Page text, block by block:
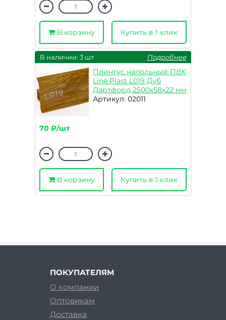
В корзину Купить в 1 клик
В наличии: 3 шт Подробнее
Плинтус напольный ПВХ
Line Plast L019 Дуб
Дартфорд 2500х58х22 мм
Артикул: 02011
70 ₽/шт
В корзину Купить в 1 клик
ПОКУПАТЕЛЯМ
О компании
Оптовикам
Доставка